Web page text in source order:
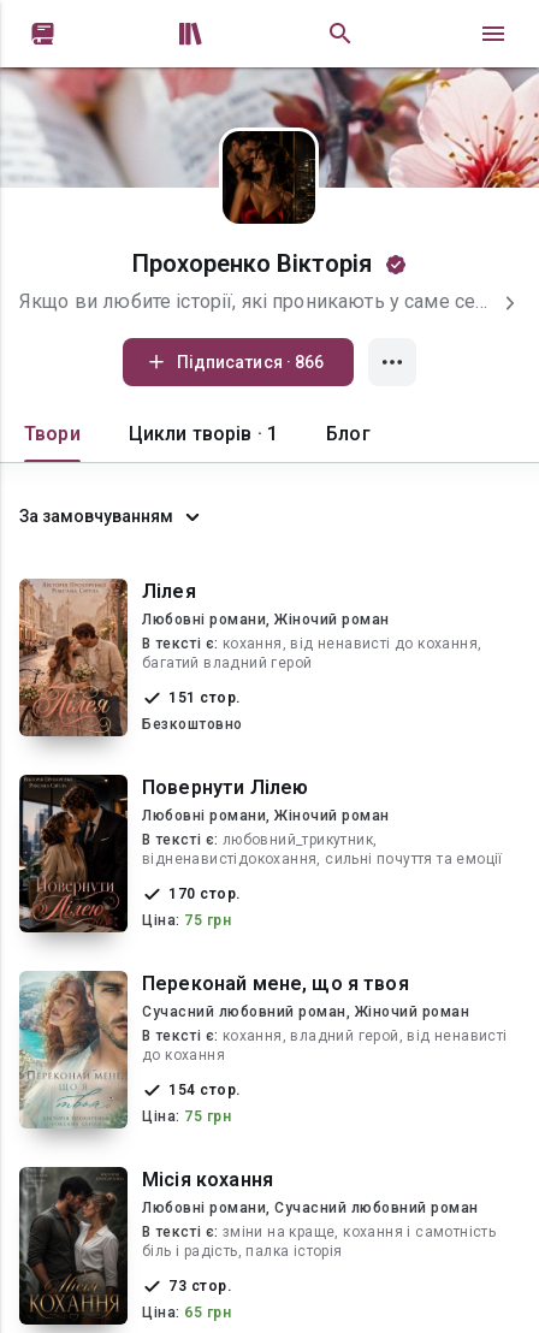
 
Прохоренко Вікторія
Якщо ви любите історії, які проникають у саме серце, де кожне слово наповнене емоціями, а сюжет тримає в напрузі до останньої сторінки — вам до мене. Я пишу про життя у всіх його проявах: кохання і зраду, боротьбу і надію, втрати і перемоги. Мої герої — це реальні люди зі складними почуттями, які шукають своє місце у світі, часто долаючи біль і несправедливість. Мої книги — це не просто романтика чи драма, це мандрівка крізь таємниці душі, переплетена з несподіваними поворотами і глибокими переживаннями. Якщо ви готові відчути справжні емоції і поринути у світ, де кожен герой має свою історію — ласкаво прошу в мій світ!
Підписатися · 866
Твори Цикли творів · 1 Блог
За замовчуванням
Лілея
Любовні романи, Жіночий роман
В текcті є: кохання, від ненависті до кохання,
багатий владний герой
151 стор.
Безкоштовно
Повернути Лілею
Любовні романи, Жіночий роман
В текcті є: любовний_трикутник,
відненавистідокохання, сильні почуття та емоції
170 стор.
Ціна: 75 грн
Переконай мене, що я твоя
Сучасний любовний роман, Жіночий роман
В текcті є: кохання, владний герой, від ненависті
до кохання
154 стор.
Ціна: 75 грн
Місія кохання
Любовні романи, Сучасний любовний роман
В текcті є: зміни на краще, кохання і самотність
біль і радість, палка історія
73 стор.
Ціна: 65 грн